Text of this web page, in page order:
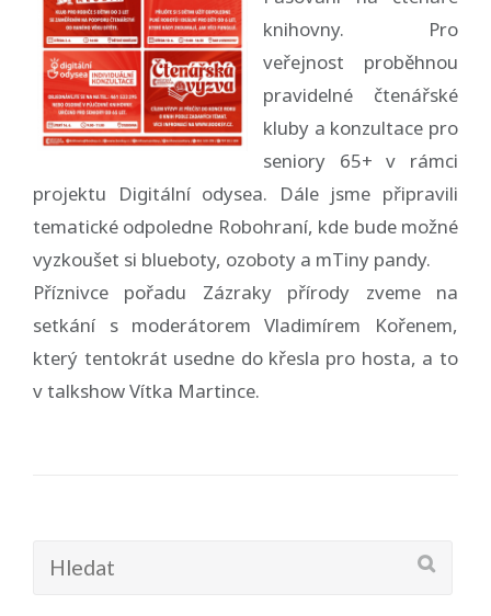
knihovny. Pro
veřejnost proběhnou
pravidelné čtenářské
kluby a konzultace pro
seniory 65+ v rámci
projektu Digitální odysea. Dále jsme připravili
tematické odpoledne Robohraní, kde bude možné
vyzkoušet si blueboty, ozoboty a mTiny pandy.
Příznivce pořadu Zázraky přírody zveme na
setkání s moderátorem Vladimírem Kořenem,
který tentokrát usedne do křesla pro hosta, a to
v talkshow Vítka Martince.
Hledat: